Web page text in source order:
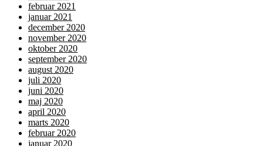
februar 2021
januar 2021
december 2020
november 2020
oktober 2020
september 2020
august 2020
juli 2020
juni 2020
maj 2020
april 2020
marts 2020
februar 2020
januar 2020